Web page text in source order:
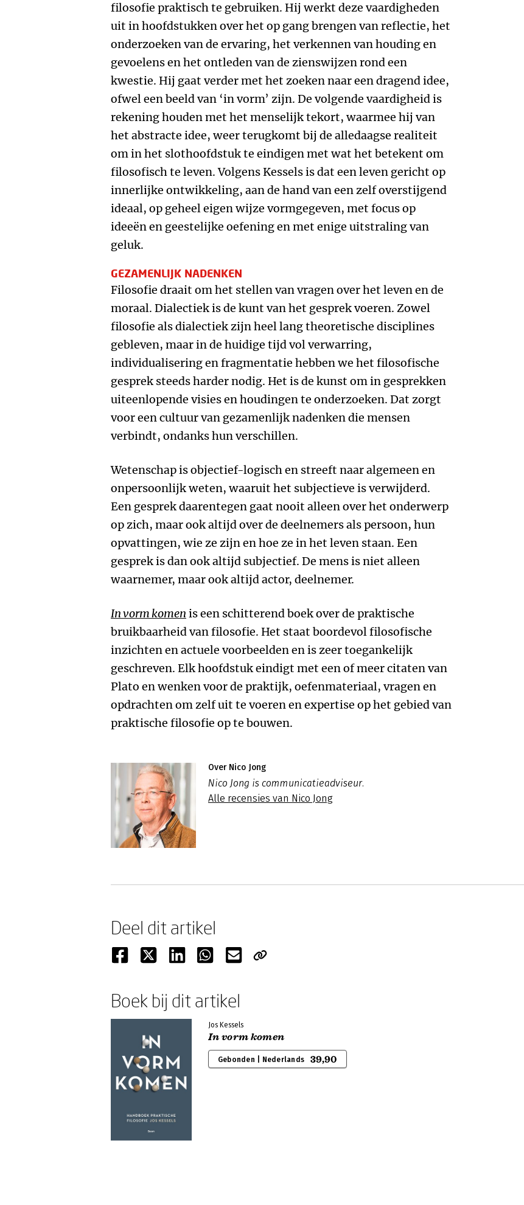
filosofie praktisch te gebruiken. Hij werkt deze vaardigheden
uit in hoofdstukken over het op gang brengen van reflectie, het
onderzoeken van de ervaring, het verkennen van houding en
gevoelens en het ontleden van de zienswijzen rond een
kwestie. Hij gaat verder met het zoeken naar een dragend idee,
ofwel een beeld van ‘in vorm’ zijn. De volgende vaardigheid is
rekening houden met het menselijk tekort, waarmee hij van
het abstracte idee, weer terugkomt bij de alledaagse realiteit
om in het slothoofdstuk te eindigen met wat het betekent om
filosofisch te leven. Volgens Kessels is dat een leven gericht op
innerlijke ontwikkeling, aan de hand van een zelf overstijgend
ideaal, op geheel eigen wijze vormgegeven, met focus op
ideeën en geestelijke oefening en met enige uitstraling van
geluk.
GEZAMENLIJK NADENKEN
Filosofie draait om het stellen van vragen over het leven en de
moraal. Dialectiek is de kunt van het gesprek voeren. Zowel
filosofie als dialectiek zijn heel lang theoretische disciplines
gebleven, maar in de huidige tijd vol verwarring,
individualisering en fragmentatie hebben we het filosofische
gesprek steeds harder nodig. Het is de kunst om in gesprekken
uiteenlopende visies en houdingen te onderzoeken. Dat zorgt
voor een cultuur van gezamenlijk nadenken die mensen
verbindt, ondanks hun verschillen.
Wetenschap is objectief-logisch en streeft naar algemeen en
onpersoonlijk weten, waaruit het subjectieve is verwijderd.
Een gesprek daarentegen gaat nooit alleen over het onderwerp
op zich, maar ook altijd over de deelnemers als persoon, hun
opvattingen, wie ze zijn en hoe ze in het leven staan. Een
gesprek is dan ook altijd subjectief. De mens is niet alleen
waarnemer, maar ook altijd actor, deelnemer.
In vorm komen is een schitterend boek over de praktische
bruikbaarheid van filosofie. Het staat boordevol filosofische
inzichten en actuele voorbeelden en is zeer toegankelijk
geschreven. Elk hoofdstuk eindigt met een of meer citaten van
Plato en wenken voor de praktijk, oefenmateriaal, vragen en
opdrachten om zelf uit te voeren en expertise op het gebied van
praktische filosofie op te bouwen.
Over Nico Jong
Nico Jong is communicatieadviseur.
Alle recensies van Nico Jong
Deel dit artikel
Boek bij dit artikel
Jos Kessels
In vorm komen
Gebonden | Nederlands 39,90